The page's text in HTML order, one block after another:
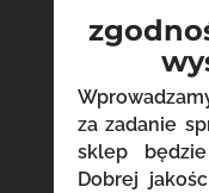
za zadanie
sklep
Dobrej